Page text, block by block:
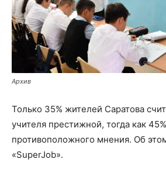
Архив
Только 35% жителей Саратова
учителя престижной, тогда как
противоположного мнения. Об
«SuperJob».